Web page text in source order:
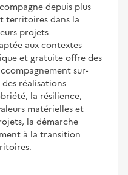
depuis plus
territoires dans la
projets
aux contextes
et gratuite offre des
sur-
réalisations
la résilience,
matérielles et
la démarche
à la transition